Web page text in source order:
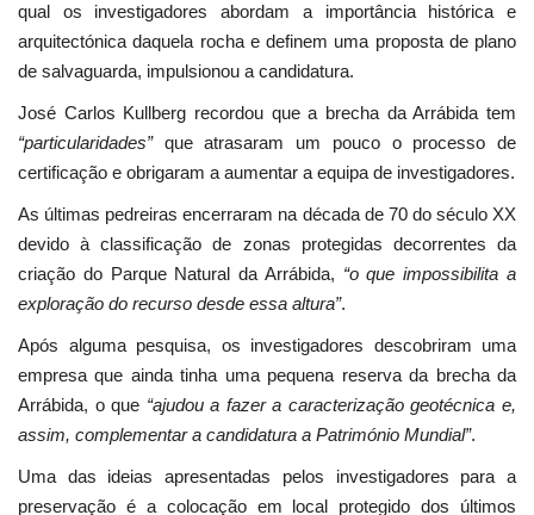
qual os investigadores abordam a importância histórica e
arquitectónica daquela rocha e definem uma proposta de plano
de salvaguarda, impulsionou a candidatura.
José Carlos Kullberg recordou que a brecha da Arrábida tem
“particularidades”que atrasaram um pouco o processo de
certificação e obrigaram a aumentar a equipa de investigadores.
As últimas pedreiras encerraram na década de 70 do século XX
devido à classificação de zonas protegidas decorrentes da
criação do Parque Natural da Arrábida, “o que impossibilita a
exploração do recurso desde essa altura”.
Após alguma pesquisa, os investigadores descobriram uma
empresa que ainda tinha uma pequena reserva da brecha da
Arrábida, o que “ajudou a fazer a caracterização geotécnica e,
assim, complementar a candidatura a Património Mundial”.
Uma das ideias apresentadas pelos investigadores para a
preservação é a colocação em local protegido dos últimos